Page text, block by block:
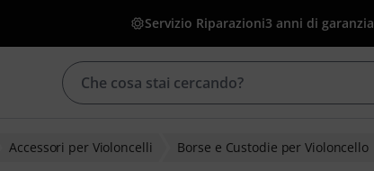
Servizio Riparazioni3 anni di garanzia
Accessori per Violoncelli Borse e Custodie per Violoncello